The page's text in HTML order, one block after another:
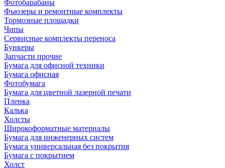
Фотобарабаны
Фьюзеры и ремонтные комплекты
Тормозные площадки
Чипы
Сервисные комплекты переноса
Бункеры
Запчасти прочие
Бумага для офисной техники
Бумага офисная
Фотобумага
Бумага для цветной лазерной печати
Пленка
Калька
Холсты
Широкоформатные материалы
Бумага для инженерных систем
Бумага универсальная без покрытия
Бумага с покрытием
Холст